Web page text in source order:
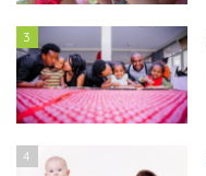
3
4